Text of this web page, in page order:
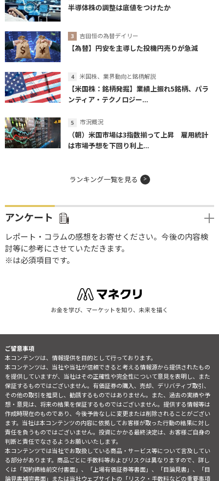
半導体株の調整は底値をつけたか
吉田恒の為替デイリー
【為替】円安を主導した投機円売りが急減
米国株、業界動向と銘柄解説
【米国株：銘柄発掘】業績上振れ5銘柄、パラ
ンティア・テクノロジー...
市況概況
（朝）米国市場は3指数揃って上昇 雇用統計
は市場予想を下回り利上...
ランキング一覧を見る
アンケート
レポート・コラムの感想をお寄せください。今後の内容検
討等に参考にさせていただきます。
※は必須項目です。
お金を学び、マーケットを知り、未来を描く
ご留意事項
本コンテンツは、情報提供を目的として行っております。
本コンテンツは、当社や当社が信頼できると考える情報源から提供されたもの
を提供していますが、当社はその正確性や完全性について意見を表明し、また
保証するものではございません。有価証券の購入、売却、デリバティブ取引、
その他の取引を推奨し、勧誘するものではありません。また、過去の実績や予
想・意見は、将来の結果を保証するものではございません。提供する情報等は
作成時現在のものであり、今後予告なしに変更または削除されることがござい
ます。当社は本コンテンツの内容に依拠してお客様が取った行動の結果に対し
責任を負うものではございません。投資にかかる最終決定は、お客様ご自身の
判断と責任でなさるようお願いいたします。
本コンテンツでは当社でお取扱している商品・サービス等について言及してい
る部分があります。商品ごとに手数料等およびリスクは異なりますので、詳し
くは「契約締結前交付書面」、「上場有価証券等書面」、「目論見書」、「目
論見書補完書面」または当社ウェブサイトの「リスク・手数料などの重要事項